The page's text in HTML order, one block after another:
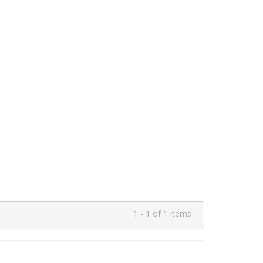
1 - 1 of 1 items